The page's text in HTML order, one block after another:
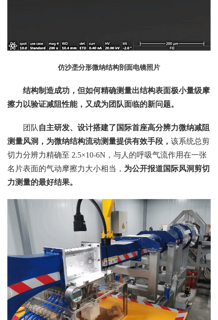
仿沙垄分形微纳结构剖面电镜照片
结构制造成功，但如何精确测量出结构表面极小量级摩
擦力以验证减阻性能，又成为团队面临的新问题。
团队 自主研发、设计搭建了国际首座高分辨力微纳减阻
测量风洞，为微纳结构流动测量提供有效手段 ， 该系统总剪
切力分辨力精确至 2.5×10-6N，与人的呼吸气流作用在一张
名片表面的气动摩擦力大小相当， 为公开报道国际风洞剪切
力测量的最好结果。